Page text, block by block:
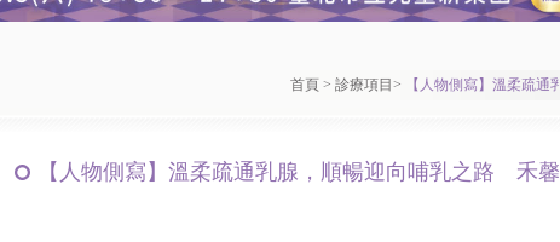
首頁 > 診療項目 > 【人物側寫】溫柔疏
【人物側寫】溫柔疏通乳腺，順暢迎向哺乳之路 禾